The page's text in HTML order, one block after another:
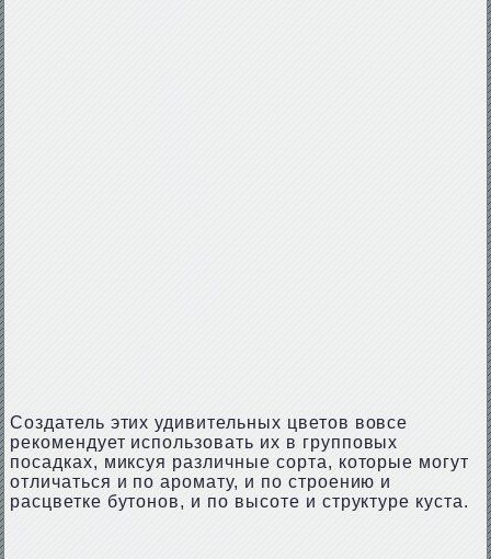
Создатель этих удивительных цветов вовсе
рекомендует использовать их в групповых
посадках, миксуя различные сорта, которые могут
отличаться и по аромату, и по строению и
расцветке бутонов, и по высоте и структуре куста.